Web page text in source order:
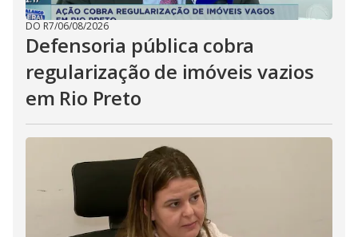
DO R7/06/08/2026
Defensoria pública cobra
regularização de imóveis vazios
em Rio Preto